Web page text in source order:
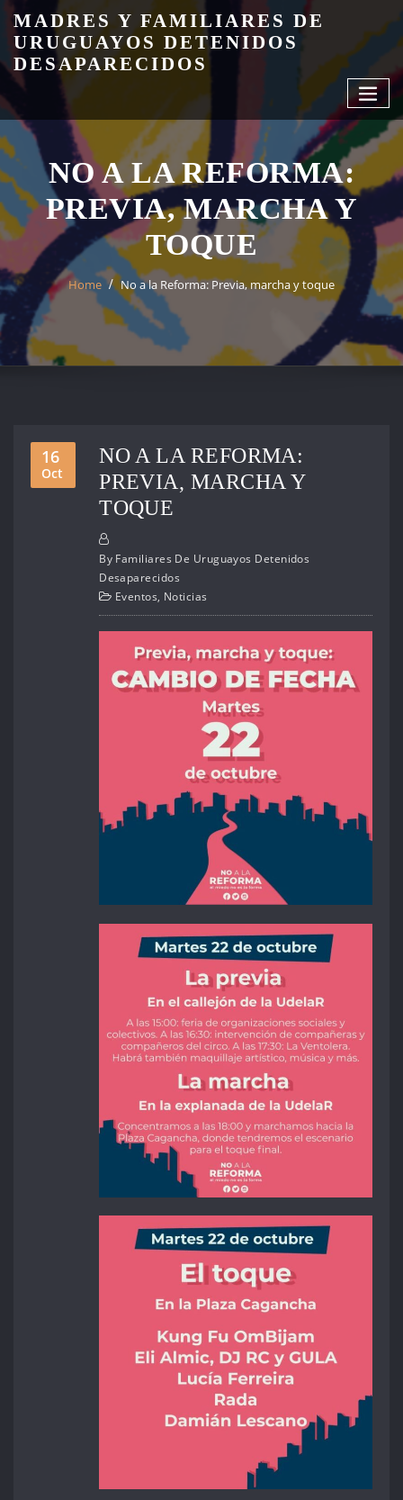
content
MADRES Y FAMILIARES DE
URUGUAYOS DETENIDOS
DESAPARECIDOS
NO A LA REFORMA:
PREVIA, MARCHA Y
TOQUE
Home No a la Reforma: Previa, marcha y toque
16
Oct
NO A LA REFORMA:
PREVIA, MARCHA Y
TOQUE
By Familiares De Uruguayos Detenidos
Desaparecidos
Eventos, Noticias